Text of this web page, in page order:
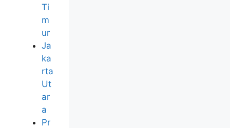
Ti
m
ur
Ja
ka
rta
Ut
ar
a
Pr